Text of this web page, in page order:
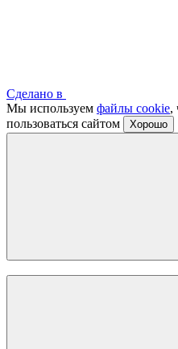
Сделано в
Мы используем файлы cookie,
пользоваться сайтом
Хорошо